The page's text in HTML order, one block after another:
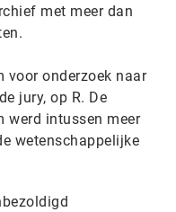
met meer dan
voor onderzoek naar
jury, op R. De
werd intussen meer
wetenschappelijke